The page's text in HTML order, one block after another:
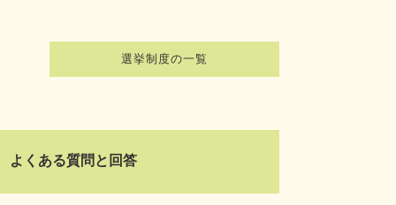
選挙制度の一覧
よくある質問と回答